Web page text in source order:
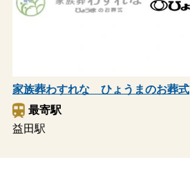
家族葬わすれな ひょうまのお葬式
最寄駅
益田駅